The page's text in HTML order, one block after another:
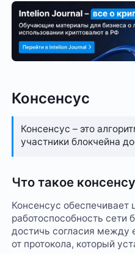
Консенсус
Консенсус – это
участники блокчейна
Что такое
Консенсус обеспечивает
работоспособность сети
достичь согласия между
от протокола, который